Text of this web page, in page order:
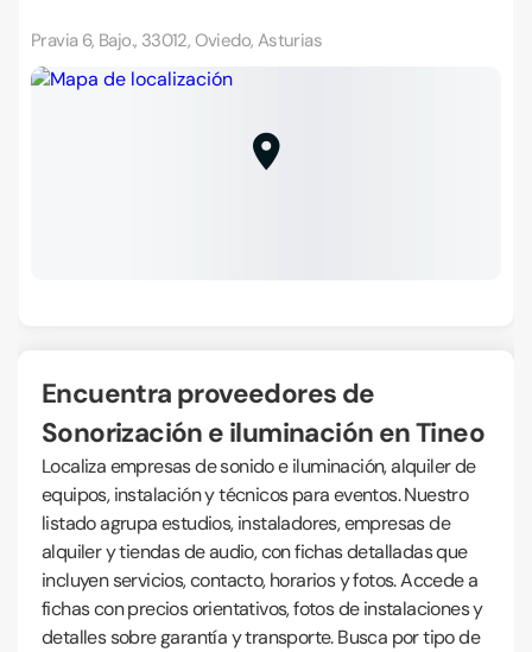
Pravia 6, Bajo., 33012, Oviedo, Asturias
Encuentra proveedores de
Sonorización e iluminación en Tineo
Localiza empresas de sonido e iluminación, alquiler de
equipos, instalación y técnicos para eventos. Nuestro
listado agrupa estudios, instaladores, empresas de
alquiler y tiendas de audio, con fichas detalladas que
incluyen servicios, contacto, horarios y fotos. Accede a
fichas con precios orientativos, fotos de instalaciones y
detalles sobre garantía y transporte. Busca por tipo de